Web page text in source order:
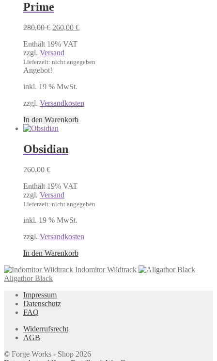
Prime
280,00€ Ursprünglicher
war:
280,00 €
260,00 €Aktueller
Enthält 19% VAT
zzgl. Versand
Lieferzeit: nicht angegeben
Angebot!
inkl. 19 % MwSt.
zzgl. Versandkosten
In den Warenkorb
Obsidian
260,00 €
Enthält 19% VAT
zzgl. Versand
Lieferzeit: nicht angegeben
inkl. 19 % MwSt.
zzgl. Versandkosten
In den Warenkorb
Indomitor Wildtrack
Aligathor Black
Impressum
Datenschutz
FAQ
Widerrufsrecht
AGB
© Forge Works - Shop 2026